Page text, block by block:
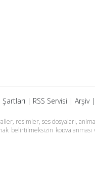
Şartları | RSS Servisi | Arşiv|
resimler, ses dosyaları,
belirtilmeksizin